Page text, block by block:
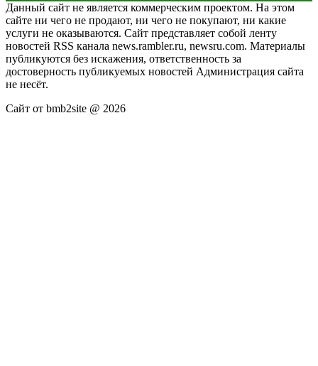
Данный сайт не является коммерческим проектом. На этом
сайте ни чего не продают, ни чего не покупают, ни какие
услуги не оказываются. Сайт представляет собой ленту
новостей RSS канала news.rambler.ru, newsru.com. Материалы
публикуются без искажения, ответственность за
достоверность публикуемых новостей Администрация сайта
не несёт.
Сайт от bmb2site @ 2026